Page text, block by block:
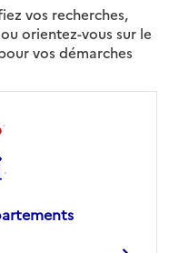
vos recherches,
orientez-vous sur le
vos démarches